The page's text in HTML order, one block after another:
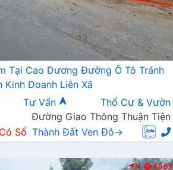
Tại Cao Dương Đường Ô Tô Tránh
Kinh Doanh Liên Xã
Tư Vấn
Thổ Cư & Vườn
Đường Giao Thông Thuận Tiện
Sổ Thành Đất Ven Đô→
N 4587